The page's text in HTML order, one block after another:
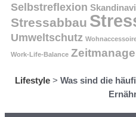
Selbstreflexion
Stressabbau
Umweltschutz
Work-Life-Balance
Lifestyle > Was sind die